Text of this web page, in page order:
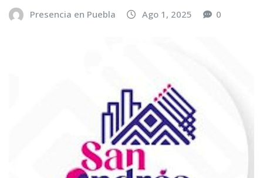
Presencia en Puebla Ago 1, 2025 0